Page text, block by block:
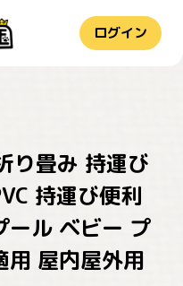
ログイン
り畳み 持運び
持運び便利
ール ベビー プ
用 屋内屋外用